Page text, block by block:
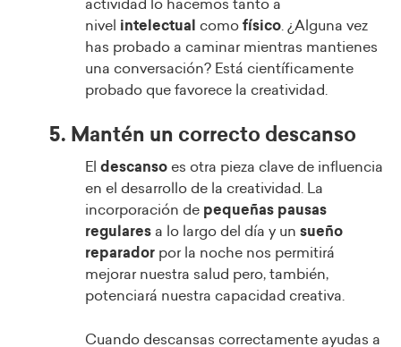
actividad lo hacemos tanto a
nivel intelectual como físico. ¿Alguna vez
has probado a caminar mientras mantienes
una conversación? Está científicamente
probado que favorece la creatividad.
5. Mantén un correcto descanso
El descanso es otra pieza clave de influencia
en el desarrollo de la creatividad. La
incorporación de pequeñas pausas
regulares a lo largo del día y un sueño
reparador por la noche nos permitirá
mejorar nuestra salud pero, también,
potenciará nuestra capacidad creativa.
Cuando descansas correctamente ayudas a